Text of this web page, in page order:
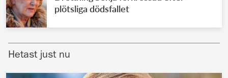
VÄRLDENS KUNGAHUS
Brittiska kungahuset
plötsliga dödsfallet
Hetast just nu